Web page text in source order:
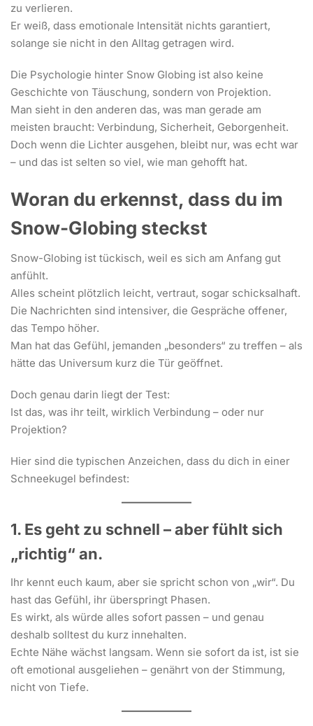
zu verlieren.
Er weiß, dass emotionale Intensität nichts garantiert,
solange sie nicht in den Alltag getragen wird.
Die Psychologie hinter Snow Globing ist also keine
Geschichte von Täuschung, sondern von Projektion.
Man sieht in den anderen das, was man gerade am
meisten braucht: Verbindung, Sicherheit, Geborgenheit.
Doch wenn die Lichter ausgehen, bleibt nur, was echt war
– und das ist selten so viel, wie man gehofft hat.
Woran du erkennst, dass du im
Snow-Globing steckst
Snow-Globing ist tückisch, weil es sich am Anfang gut
anfühlt.
Alles scheint plötzlich leicht, vertraut, sogar schicksalhaft.
Die Nachrichten sind intensiver, die Gespräche offener,
das Tempo höher.
Man hat das Gefühl, jemanden „besonders“ zu treffen – als
hätte das Universum kurz die Tür geöffnet.
Doch genau darin liegt der Test:
Ist das, was ihr teilt, wirklich Verbindung – oder nur
Projektion?
Hier sind die typischen Anzeichen, dass du dich in einer
Schneekugel befindest:
1. Es geht zu schnell – aber fühlt sich
„richtig“ an.
Ihr kennt euch kaum, aber sie spricht schon von „wir“. Du
hast das Gefühl, ihr überspringt Phasen.
Es wirkt, als würde alles sofort passen – und genau
deshalb solltest du kurz innehalten.
Echte Nähe wächst langsam. Wenn sie sofort da ist, ist sie
oft emotional ausgeliehen – genährt von der Stimmung,
nicht von Tiefe.